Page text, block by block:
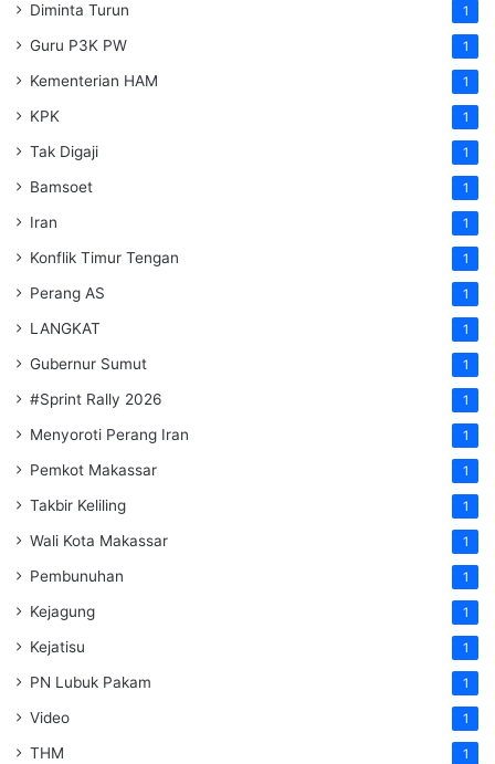
Diminta Turun 1
Guru P3K PW 1
Kementerian HAM 1
KPK 1
Tak Digaji 1
Bamsoet 1
Iran 1
Konflik Timur Tengan 1
Perang AS 1
LANGKAT 1
Gubernur Sumut 1
#Sprint Rally 2026 1
Menyoroti Perang Iran 1
Pemkot Makassar 1
Takbir Keliling 1
Wali Kota Makassar 1
Pembunuhan 1
Kejagung 1
Kejatisu 1
PN Lubuk Pakam 1
Video 1
THM 1